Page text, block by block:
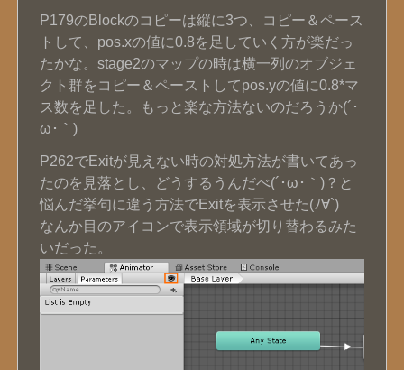
P179のBlockのコピーは縦に3つ、コピー＆ペース
トして、pos.xの値に0.8を足していく方が楽だっ
たかな。stage2のマップの時は横一列のオブジェ
クト群をコピー＆ペーストしてpos.yの値に0.8*マ
ス数を足した。もっと楽な方法ないのだろうか(´･
ω･｀)
P262でExitが見えない時の対処方法が書いてあっ
たのを見落とし、どうするうんだべ(´･ω･｀)？と
悩んだ挙句に違う方法でExitを表示させた(ﾉ∀`)
なんか目のアイコンで表示領域が切り替わるみた
いだった。